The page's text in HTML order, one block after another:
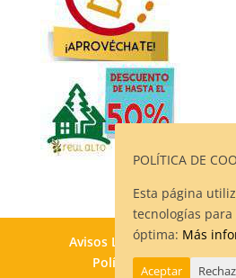
Avisos Legales
Política
Política de Cookies
POLÍTICA DE
Esta página
tecnologías
óptima: Más
Aceptar